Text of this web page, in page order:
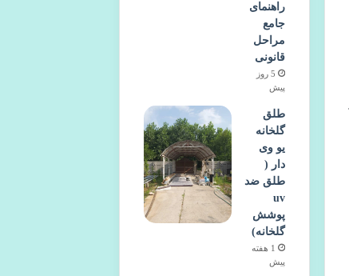
راهنمای
جامع
مراحل
قانونی
5 روز
پیش
طلق
گلخانه
یو وی
دار (
طلق ضد
uv
پوشش
گلخانه)
1 هفته
پیش